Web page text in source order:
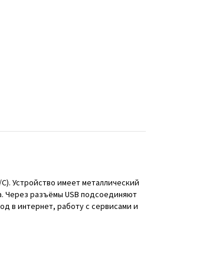
Устройство имеет металлический
Через разъёмы USB подсоединяют
в интернет, работу с сервисами и